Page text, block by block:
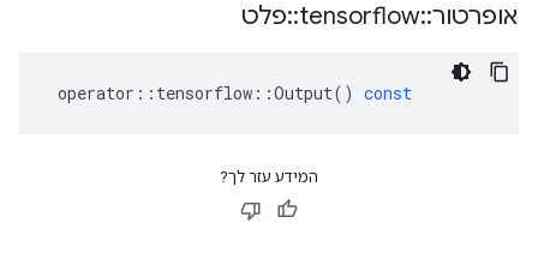
אופרטור::
tensorflow
::פלט
operator :: tensorflow ::Output() const
המידע עזר לך?